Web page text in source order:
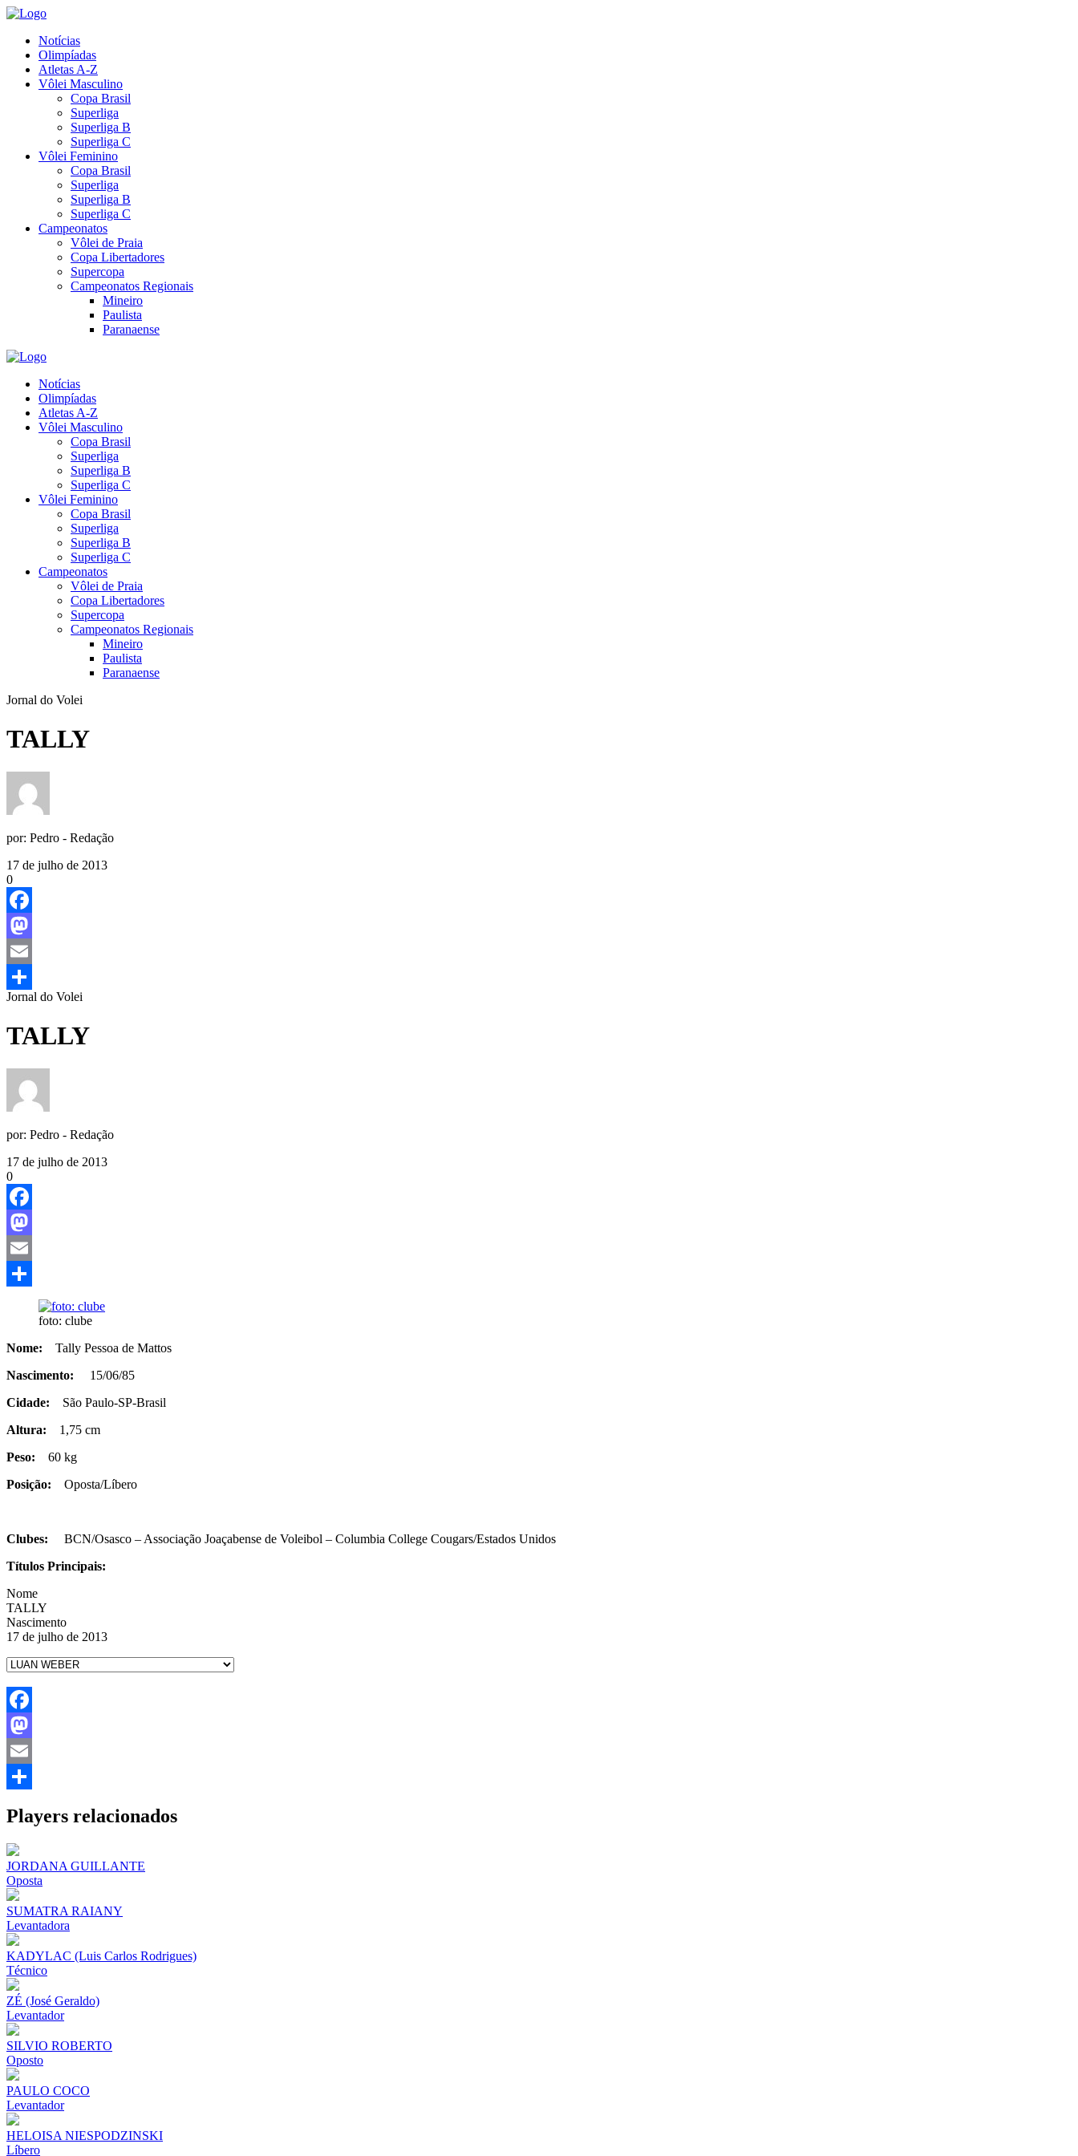
Notícias
Olimpíadas
Atletas A-Z
Vôlei Masculino
Copa Brasil
Superliga
Superliga B
Superliga C
Vôlei Feminino
Copa Brasil
Superliga
Superliga B
Superliga C
Campeonatos
Vôlei de Praia
Copa Libertadores
Supercopa
Campeonatos Regionais
Mineiro
Paulista
Paranaense
Notícias
Olimpíadas
Atletas A-Z
Vôlei Masculino
Copa Brasil
Superliga
Superliga B
Superliga C
Vôlei Feminino
Copa Brasil
Superliga
Superliga B
Superliga C
Campeonatos
Vôlei de Praia
Copa Libertadores
Supercopa
Campeonatos Regionais
Mineiro
Paulista
Paranaense
Jornal do Volei
TALLY
por: Pedro - Redação
17 de julho de 2013
0
Facebook
Mastodon
Email
Share
Jornal do Volei
TALLY
por: Pedro - Redação
17 de julho de 2013
0
Facebook
Mastodon
Email
foto: clube
Nome: Tally Pessoa de Mattos
Nascimento: 15/06/85
Cidade: São Paulo-SP-Brasil
Altura: 1,75 cm
Peso: 60 kg
Posição: Oposta/Líbero
Clubes: BCN/Osasco – Associação Joaçabense de Voleibol – Columbia College Cougars/Estados Unidos
Títulos Principais:
Nome
TALLY
Nascimento
17 de julho de 2013
Facebook
Mastodon
Email
Players relacionados
JORDANA GUILLANTE
Oposta
SUMATRA RAIANY
Levantadora
KADYLAC (Luis Carlos Rodrigues)
Técnico
ZÉ (José Geraldo)
Levantador
SILVIO ROBERTO
Oposto
PAULO COCO
Levantador
HELOISA NIESPODZINSKI
Líbero